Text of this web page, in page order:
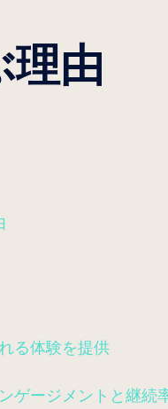
理由
る体験を提供
ゲージメントと継続